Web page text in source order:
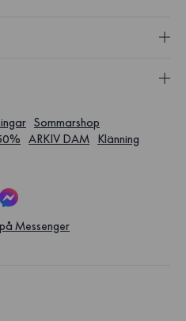
Sommarshop
ARKIV DAM
Klänning
Messenger